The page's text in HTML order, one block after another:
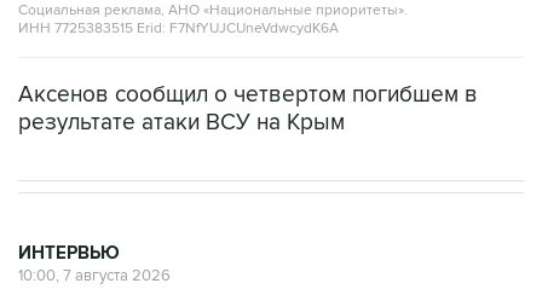
Социальная реклама, АНО «Национальные приоритеты».
ИНН 7725383515 Erid: F7NfYUJCUneVdwcydK6A
Аксенов сообщил о четвертом погибшем в
результате атаки ВСУ на Крым
ИНТЕРВЬЮ
10:00, 7 августа 2026